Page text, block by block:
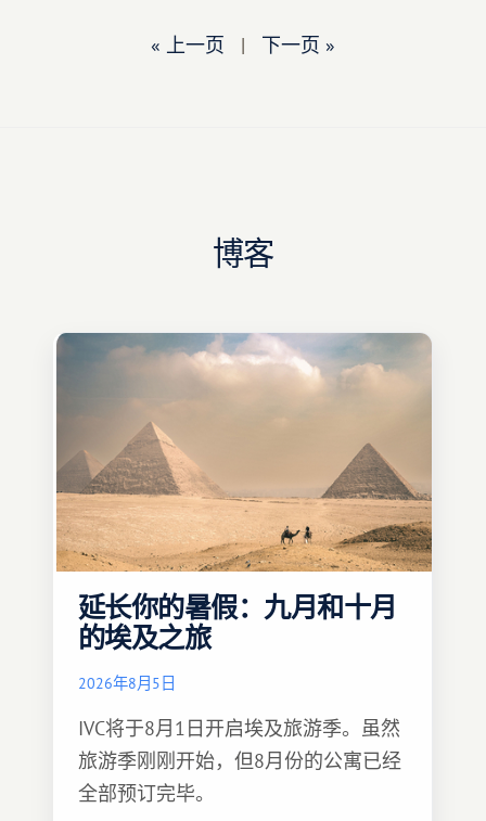
« 上一页 | 下一页 »
博客
延长你的暑假：九月和十月
的埃及之旅
2026年8月5日
IVC将于8月1日开启埃及旅游季。虽然
旅游季刚刚开始，但8月份的公寓已经
全部预订完毕。